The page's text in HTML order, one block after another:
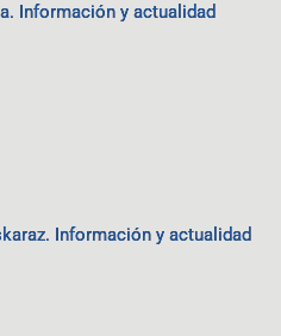
Información y actualidad
Información y actualidad